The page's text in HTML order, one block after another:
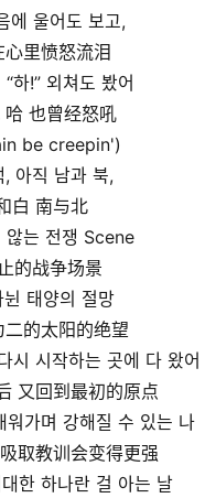
에 울어도 보고,
心里愤怒流泪
하!” 외쳐도 봤어
哈 也曾经怒吼
be creepin')
, 아직 남과 북,
白 南与北
않는 전쟁 Scene
的战争场景
태양의 절망
二的太阳的绝望
시 시작하는 곳에 다 왔어
又回到最初的原点
워가며 강해질 수 있는 나
取教训会变得更强
한 하나란 걸 아는 날